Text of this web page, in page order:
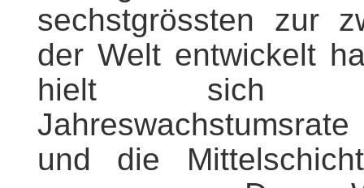
sechstgrössten zur
der Welt entwickelt
hielt sich die
und die